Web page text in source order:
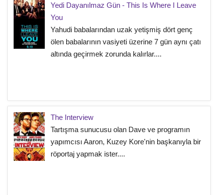
Yedi Dayanılmaz Gün - This Is Where I Leave
You
Yahudi babalarından uzak yetişmiş dört genç
ölen babalarının vasiyeti üzerine 7 gün aynı çatı
altında geçirmek zorunda kalırlar....
The Interview
Tartışma sunucusu olan Dave ve programın
yapımcısı Aaron, Kuzey Kore'nin başkanıyla bir
röportaj yapmak ister....